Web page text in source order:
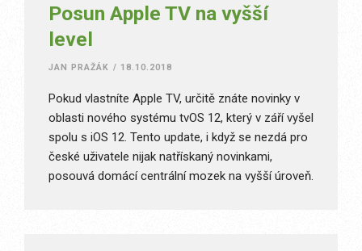
Posun Apple TV na vyšší
level
JAN PRAŽÁK / 18.10.2018
Pokud vlastníte Apple TV, určitě znáte novinky v
oblasti nového systému tvOS 12, který v září vyšel
spolu s iOS 12. Tento update, i když se nezdá pro
české uživatele nijak natřískaný novinkami,
posouvá domácí centrální mozek na vyšší úroveň.